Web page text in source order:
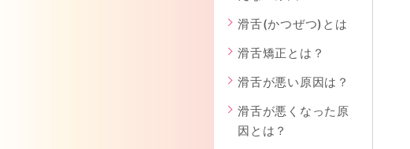
滑舌(かつぜつ)とは
滑舌矯正とは？
滑舌が悪い原因は？
滑舌が悪くなった原
因とは？